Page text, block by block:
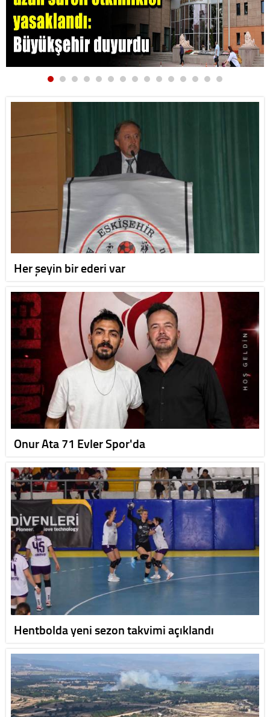
Her şeyin bir ederi var
Onur Ata 71 Evler Spor'da
Hentbolda yeni sezon takvimi açıklandı